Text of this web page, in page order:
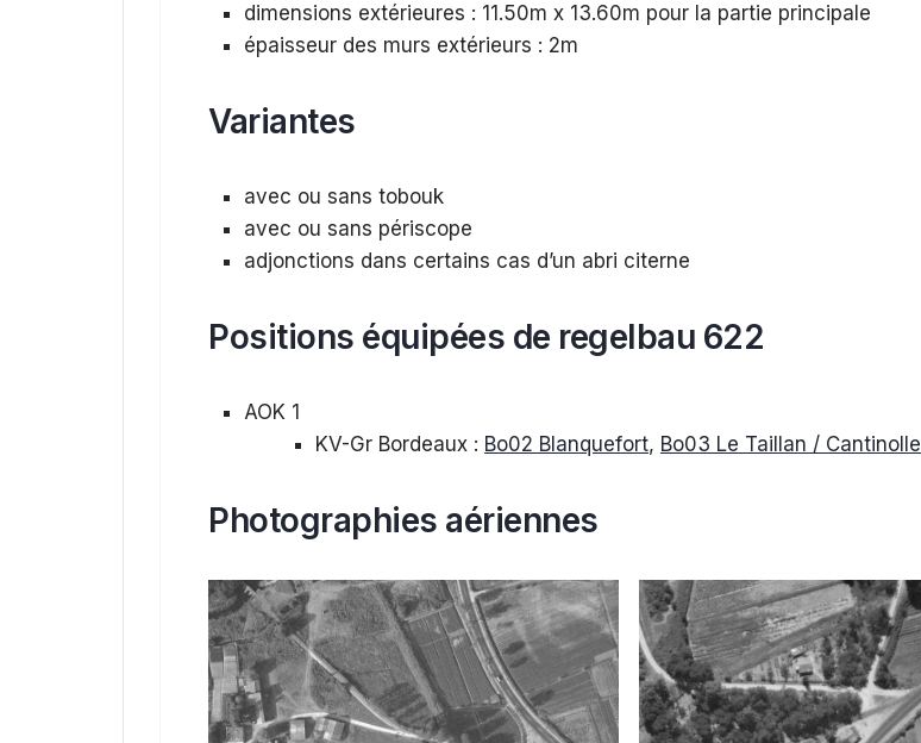
dimensions extérieures : 11.50m x 13.60m pour la partie principale
épaisseur des murs extérieurs : 2m
Variantes
avec ou sans tobouk
avec ou sans périscope
adjonctions dans certains cas d’un abri citerne
Positions équipées de regelbau 622
AOK 1
KV-Gr Bordeaux : Bo02 Blanquefort, Bo03 Le Taillan / Cantinolle
Photographies aériennes